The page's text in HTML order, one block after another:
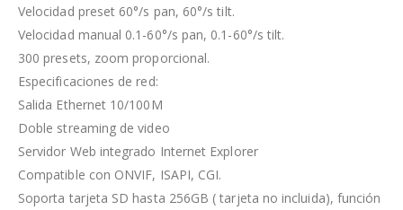
Velocidad preset 60°/s pan, 60°/s tilt.
Velocidad manual 0.1-60°/s pan, 0.1-60°/s tilt.
300 presets, zoom proporcional.
Especificaciones de red:
Salida Ethernet 10/100M
Doble streaming de video
Servidor Web integrado Internet Explorer
Compatible con ONVIF, ISAPI, CGI.
Soporta tarjeta SD hasta 256GB ( tarjeta no incluida), función